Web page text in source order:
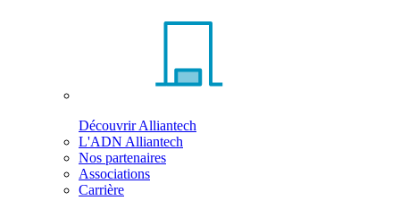
Découvrir Alliantech
L'ADN Alliantech
Nos partenaires
Associations
Carrière